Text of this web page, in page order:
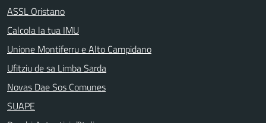
ASSL Oristano
Calcola la tua IMU
Unione Montiferru e Alto Campidano
Ufitziu de sa Limba Sarda
Novas Dae Sos Comunes
SUAPE